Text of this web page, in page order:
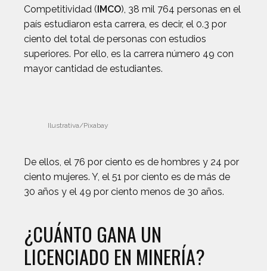
Competitividad (IMCO), 38 mil 764 personas en el
país estudiaron esta carrera, es decir, el 0.3 por
ciento del total de personas con estudios
superiores. Por ello, es la carrera número 49 con
mayor cantidad de estudiantes.
Ilustrativa/Pixabay
De ellos, el 76 por ciento es de hombres y 24 por
ciento mujeres. Y, el 51 por ciento es de más de
30 años y el 49 por ciento menos de 30 años.
¿CUÁNTO GANA UN
LICENCIADO EN MINERÍA?